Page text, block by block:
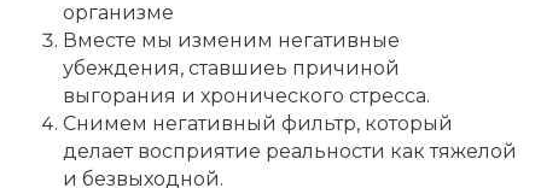
организме
Вместе мы изменим негативные
убеждения, ставшиеь причиной
выгорания и хронического стресса.
Снимем негативный фильтр, который
делает восприятие реальности как тяжелой
и безвыходной.